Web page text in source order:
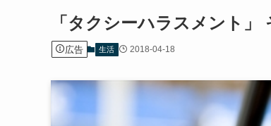
「タクシーハラスメント
広告 生活 2018-04-18